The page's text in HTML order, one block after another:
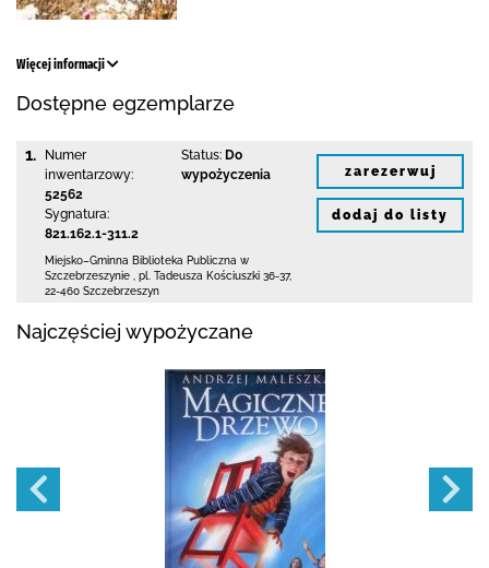
Więcej informacji
Dostępne egzemplarze
1.
Numer
inwentarzowy:
52562
Sygnatura:
821.162.1-311.2
Status: Do
wypożyczenia
Miejsko–Gminna Biblioteka Publiczna w
Szczebrzeszynie
pl. Tadeusza Kościuszki 36-37,
22-460 Szczebrzeszyn
zarezerwuj
dodaj do listy
Najczęściej wypożyczane